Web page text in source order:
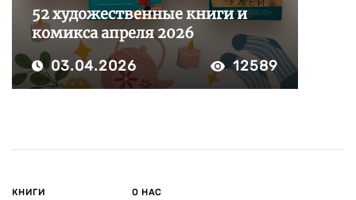
52 художественные книги и
комикса апреля 2026
03.04.2026 12589
КНИГИ О НАС